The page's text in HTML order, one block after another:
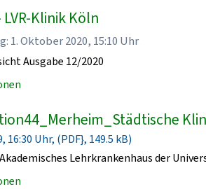
Klinik Köln
1. Oktober 2020, 15:10 Uhr
Ausgabe 12/2020
Uhr, (PDF}, 149.5 kB)
Lehrkrankenhaus der